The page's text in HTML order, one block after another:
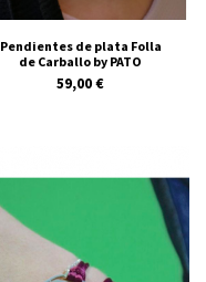
Pendientes de plata Folla
de Carballo by PATO
59,00 €